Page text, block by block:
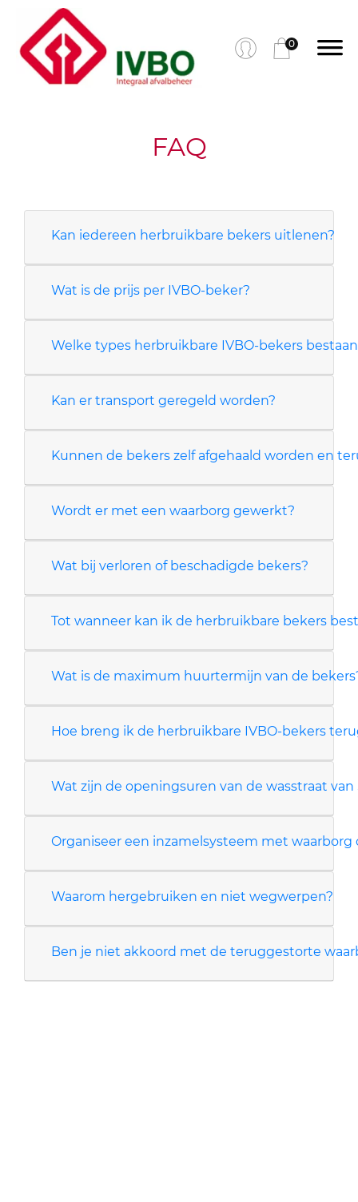
0
FAQ
Kan iedereen herbruikbare bekers uitlenen?
Wat is de prijs per IVBO-beker?
Welke types herbruikbare IVBO-bekers
Kan er transport geregeld worden?
Kunnen de bekers zelf afgehaald worden en
Wordt er met een waarborg gewerkt?
Wat bij verloren of beschadigde bekers?
Tot wanneer kan ik de herbruikbare bekers
Wat is de maximum huurtermijn van de
Hoe breng ik de herbruikbare IVBO-bekers
Wat zijn de openingsuren van de wasstraat van
Organiseer een inzamelsysteem met
Waarom hergebruiken en niet wegwerpen?
Ben je niet akkoord met de teruggestorte